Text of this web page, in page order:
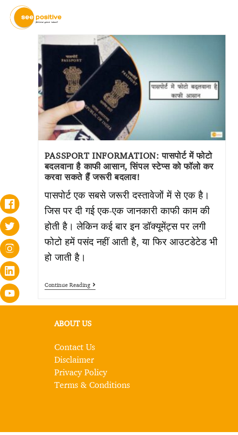
PASSPORT INFORMATION: पासपोर्ट में फोटो
बदलवाना है काफी आसान, सिंपल स्टेप्स को फॉलो कर
करवा सकते हैं जरूरी बदलाव!
पासपोर्ट एक सबसे जरूरी दस्तावेजों में से एक है।
जिस पर दी गई एक-एक जानकारी काफी काम की
होती है। लेकिन कई बार इन डॉक्यूमेंट्स पर लगी
फोटो हमें पसंद नहीं आती है, या फिर आउटडेटेड भी
हो जाती है।
Continue Reading
ABOUT US
Contact Us
Disclaimer
Privacy Policy
Terms & Conditions